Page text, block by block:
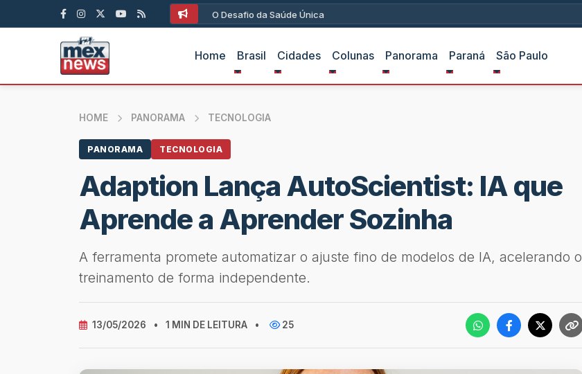
O Desafio da Saúde Única
Home Brasil Cidades Colunas Panorama Paraná São Paulo
HOME PANORAMA TECNOLOGIA
PANORAMA TECNOLOGIA
Adaption Lança AutoScientist: IA que
Aprende a Aprender Sozinha
A ferramenta promete automatizar o ajuste fino de modelos de IA, acelerando o
treinamento de forma independente.
13/05/2026 • 1 MIN DE LEITURA • 25